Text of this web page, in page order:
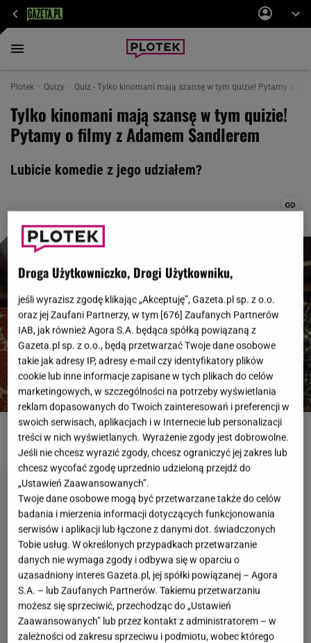
Plotek Quizy Quiz - Tylko kinomani mają szansę w tym quizie! Pytamy o
Tylko kinomani mają szansę w tym quizie!
Pytamy o filmy z Adamem Sandlerem
Lubicie komedie z jego udziałem?
ROZWIĄŻ QUIZ
Droga Użytkowniczko, Drogi Użytkowniku,
jeśli wyrazisz zgodę klikając „Akceptuję”, Gazeta.pl sp. z o.o.
oraz jej Zaufani Partnerzy, w tym [676] Zaufanych Partnerów
IAB, jak również Agora S.A. będąca spółką powiązaną z
Gazeta.pl sp. z o.o., będą przetwarzać Twoje dane osobowe
takie jak adresy IP, adresy e-mail czy identyfikatory plików
cookie lub inne informacje zapisane w tych plikach do celów
marketingowych, w szczególności na potrzeby wyświetlania
reklam dopasowanych do Twoich zainteresowań i preferencji w
swoich serwisach, aplikacjach i w Internecie lub personalizacji
treści w nich wyświetlanych. Wyrażenie zgody jest dobrowolne.
Jeśli nie chcesz wyrazić zgody, chcesz ograniczyć jej zakres lub
chcesz wycofać zgodę uprzednio udzieloną przejdź do
„Ustawień Zaawansowanych”.
Twoje dane osobowe mogą być przetwarzane także do celów
badania i mierzenia informacji dotyczących funkcjonowania
serwisów i aplikacji lub łączone z danymi dot. świadczonych
Tobie usług. W określonych przypadkach przetwarzanie
danych nie wymaga zgody i odbywa się w oparciu o
uzasadniony interes Gazeta.pl, jej spółki powiązanej – Agora
S.A. – lub Zaufanych Partnerów. Takiemu przetwarzaniu
możesz się sprzeciwić, przechodząc do „Ustawień
Zaawansowanych” lub przez kontakt z administratorem – w
zależności od zakresu sprzeciwu i podmiotu, wobec którego